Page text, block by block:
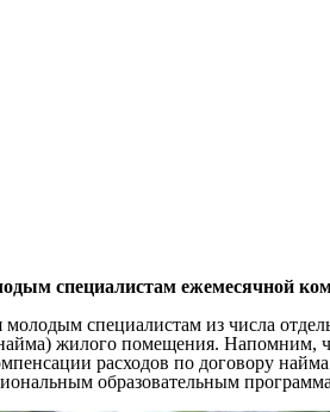
специалистам ежемесячной
специалистам из числа
жилого помещения. Напомним,
расходов по договору
образовательным